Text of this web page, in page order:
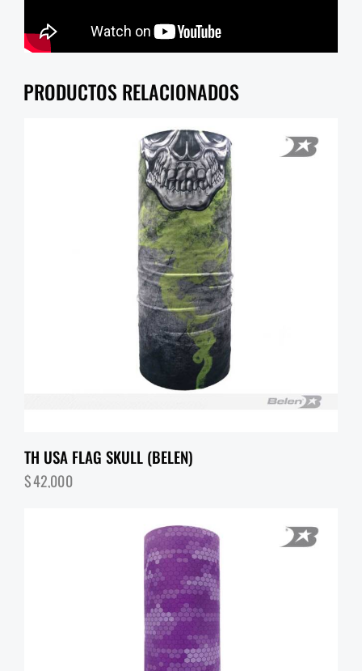
PRODUCTOS RELACIONADOS
TH USA FLAG SKULL (BELEN)
$42,000